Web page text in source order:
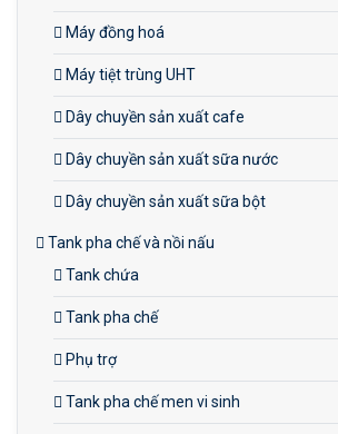
Máy đồng hoá
Máy tiệt trùng UHT
Dây chuyền sản xuất cafe
Dây chuyền sản xuất sữa nước
Dây chuyền sản xuất sữa bột
Tank pha chế và nồi nấu
Tank chứa
Tank pha chế
Phụ trợ
Tank pha chế men vi sinh